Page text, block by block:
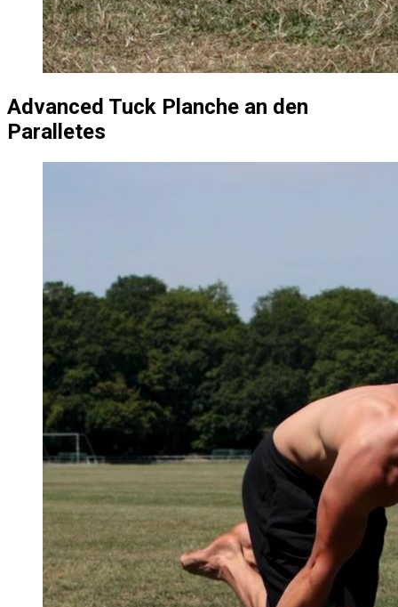
Advanced Tuck Planche an den
Paralletes